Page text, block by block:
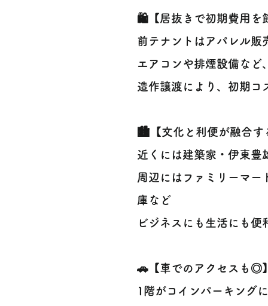
🛍️【居抜きで初期費用を
前テナントはアパレル販
エアコンや排煙設備など
造作譲渡により、初期コ
🏙️【文化と利便が融合
近くには建築家・伊東豊
周辺にはファミリーマー
庫など
ビジネスにも生活にも便
🚗【車でのアクセスも◎
1階がコインパーキング